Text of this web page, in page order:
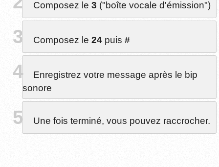
Composez le 3 ("boîte vocale d'émission")
Composez le 24 puis #
Enregistrez votre message après le bip
sonore
Une fois terminé, vous pouvez raccrocher.